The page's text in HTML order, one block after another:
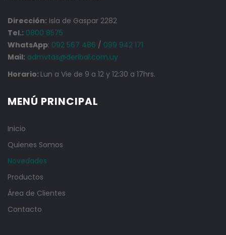
Dirección: Isla de Gaspar 2282
Tel.: 0800 8575
WhatsApp: 092 567 486 / 099 942 171
Mail: admvtas@deribal.com.uy
Horario: Lun a Vie de 9 a 12 y 12:30 a 17hrs.
MENÚ PRINCIPAL
Inicio
Quienes Somos
Novedades
Productos
Área de Clientes
Contacto